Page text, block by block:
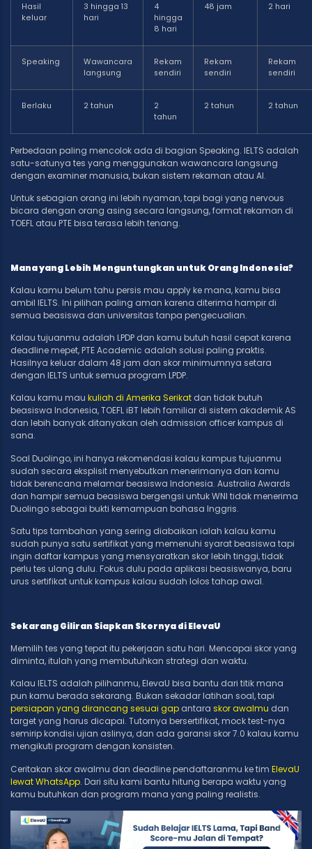
Hasil
keluar
3 hingga 13
hari
4
hingga
8 hari
48 jam 2 hari
Speaking
Wawancara
langsung
Rekam
sendiri
Rekam
sendiri
Rekam
sendiri
Berlaku 2 tahun
2
tahun
2 tahun 2 tahun
Perbedaan paling mencolok ada di bagian Speaking. IELTS adalah
satu-satunya tes yang menggunakan wawancara langsung
dengan examiner manusia, bukan sistem rekaman atau AI.
Untuk sebagian orang ini lebih nyaman, tapi bagi yang nervous
bicara dengan orang asing secara langsung, format rekaman di
TOEFL atau PTE bisa terasa lebih tenang.
Mana yang Lebih Menguntungkan untuk Orang Indonesia?
Kalau kamu belum tahu persis mau apply ke mana, kamu bisa
ambil IELTS. Ini pilihan paling aman karena diterima hampir di
semua beasiswa dan universitas tanpa pengecualian.
Kalau tujuanmu adalah LPDP dan kamu butuh hasil cepat karena
deadline mepet, PTE Academic adalah solusi paling praktis.
Hasilnya keluar dalam 48 jam dan skor minimumnya setara
dengan IELTS untuk semua program LPDP.
Kalau kamu mau kuliah di Amerika Serikat dan tidak butuh
beasiswa Indonesia, TOEFL iBT lebih familiar di sistem akademik AS
dan lebih banyak ditanyakan oleh admission officer kampus di
sana.
Soal Duolingo, ini hanya rekomendasi kalau kampus tujuanmu
sudah secara eksplisit menyebutkan menerimanya dan kamu
tidak berencana melamar beasiswa Indonesia. Australia Awards
dan hampir semua beasiswa bergengsi untuk WNI tidak menerima
Duolingo sebagai bukti kemampuan bahasa Inggris.
Satu tips tambahan yang sering diabaikan ialah kalau kamu
sudah punya satu sertifikat yang memenuhi syarat beasiswa tapi
ingin daftar kampus yang mensyaratkan skor lebih tinggi, tidak
perlu tes ulang dulu. Fokus dulu pada aplikasi beasiswanya, baru
urus sertifikat untuk kampus kalau sudah lolos tahap awal.
Sekarang Giliran Siapkan Skornya di ElevaU
Memilih tes yang tepat itu pekerjaan satu hari. Mencapai skor yang
diminta, itulah yang membutuhkan strategi dan waktu.
Kalau IELTS adalah pilihanmu, ElevaU bisa bantu dari titik mana
pun kamu berada sekarang. Bukan sekadar latihan soal, tapi
persiapan yang dirancang sesuai gap antara skor awalmu dan
target yang harus dicapai. Tutornya bersertifikat, mock test-nya
semirip kondisi ujian aslinya, dan ada garansi skor 7.0 kalau kamu
mengikuti program dengan konsisten.
Ceritakan skor awalmu dan deadline pendaftaranmu ke tim ElevaU
lewat WhatsApp. Dari situ kami bantu hitung berapa waktu yang
kamu butuhkan dan program mana yang paling realistis.